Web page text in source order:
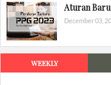
Aturan Baru
December 03,
WEEKLY